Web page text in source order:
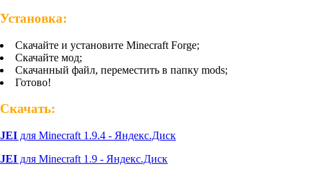
Установка:
Скачайте и установите Minecraft Forge;
Скачайте мод;
Скачанный файл, переместить в папку mods;
Готово!
Скачать:
JEI для Minecraft 1.9.4 - Яндекс.Диск
JEI для Minecraft 1.9 - Яндекс.Диск